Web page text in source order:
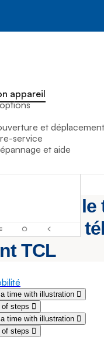
appareil
et
service
et aide
utiliser le
sur mon
TCL
time with illustration
steps
time with illustration
steps